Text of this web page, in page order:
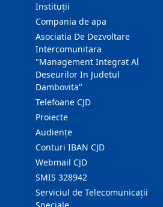
Instituții
Compania de apa
Asociatia De Dezvoltare
Intercomunitara
"Management Integrat Al
Deseurilor In Judetul
Dambovita"
Telefoane CJD
Proiecte
Audienţe
Conturi IBAN CJD
Webmail CJD
SMIS 328942
Serviciul de Telecomunicații